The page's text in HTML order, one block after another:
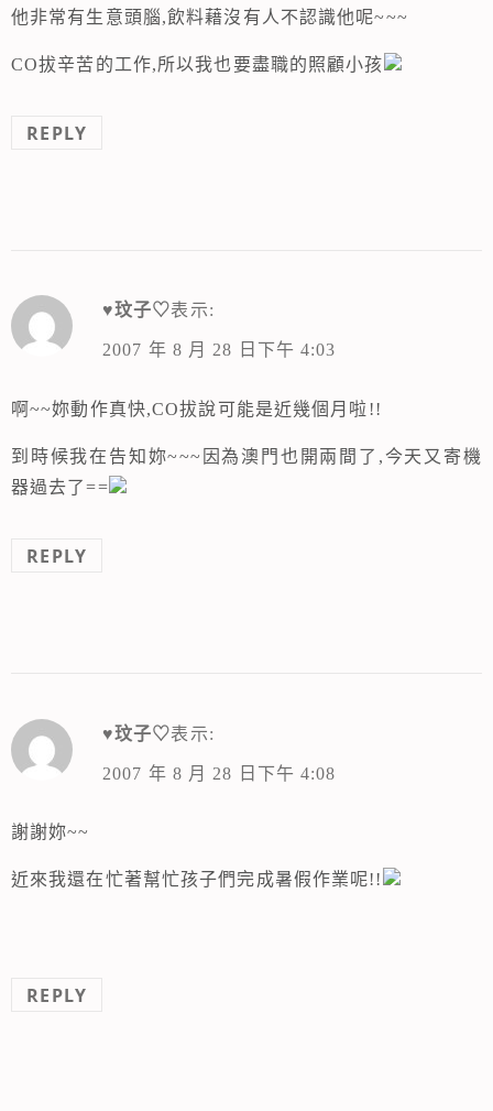
他非常有生意頭腦,飲料藉沒有人不認識他呢~~~
CO拔辛苦的工作,所以我也要盡職的照顧小孩
REPLY
♥玟子♡表示:
2007 年 8 月 28 日下午 4:03
啊~~妳動作真快,CO拔說可能是近幾個月啦!!
到時候我在告知妳~~~因為澳門也開兩間了,今天又寄機
器過去了==
REPLY
♥玟子♡表示:
2007 年 8 月 28 日下午 4:08
謝謝妳~~
近來我還在忙著幫忙孩子們完成暑假作業呢!!
REPLY